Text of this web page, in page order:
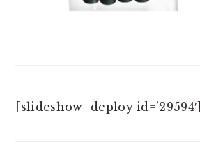
[slideshow_deploy id=’29594′]